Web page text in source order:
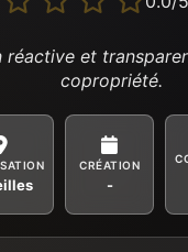
réactive et
copropriété.
CRÉATION
-